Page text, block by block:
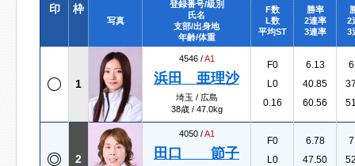
印 枠
写真
登録番号/級別
氏名
支部/出身地
年齢/体重
F数
L数
平均ST
勝率
2連率
3連率
2
3
1
4546 /A1
浜田 亜理沙
埼玉 / 広島
38歳 / 47.0kg
F0
L0
0.16
6.13
40.85
60.56
2
4050 /A1
田口 節子
F0
L0
6.78
47.50